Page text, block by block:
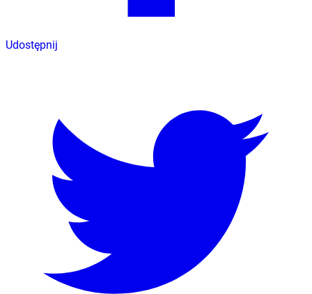
Udostępnij